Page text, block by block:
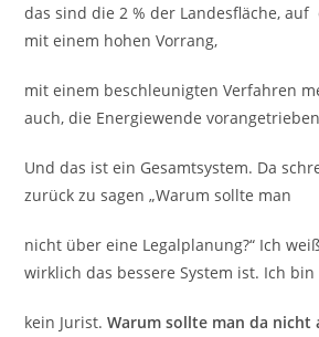
das sind die 2 % der Landesfläche,
mit einem hohen Vorrang,
mit einem beschleunigten Verfahren
auch, die Energiewende
Und das ist ein Gesamtsystem. Da
zurück zu sagen „Warum sollte man
nicht über eine Legalplanung?“ Ich
wirklich das bessere System ist. Ich bin
kein Jurist.Warum sollte man da nicht